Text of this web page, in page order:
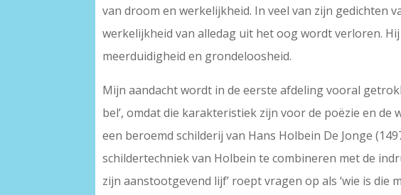
van droom en werkelijkheid. In veel van zijn gedichten
werkelijkheid van alledag uit het oog wordt verloren.
meerduidigheid en grondeloosheid.
Mijn aandacht wordt in de eerste afdeling vooral
bel’, omdat die karakteristiek zijn voor de poëzie en de
een beroemd schilderij van Hans Holbein De Jonge
schildertechniek van Holbein te combineren met de
zijn aanstootgevend lijf’ roept vragen op als ‘wie is